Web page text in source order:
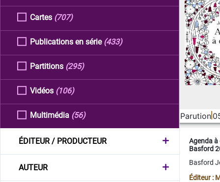
Cartes (707)
Publications en série (433)
Partitions (295)
Vidéos (106)
Multimédia (56)
ÉDITEUR / PRODUCTEUR
AUTEUR
Parution
Agenda
Basford
Basford
Éditeur :